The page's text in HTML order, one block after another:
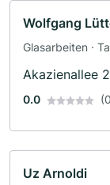
Wolfgang
Glasarbeiten ·
Dämmung
Akazienallee
0.0
Uz Arnoldi